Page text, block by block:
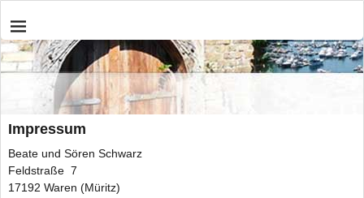
Impressum
Beate und Sören Schwarz
Feldstraße 7
17192 Waren (Müritz)